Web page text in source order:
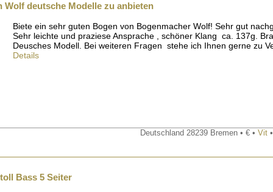
Wolf deutsche Modelle zu anbieten
Biete ein sehr guten Bogen von Bogenmacher Wolf! Sehr gut
Sehr leichte und praziese Ansprache , schöner Klang ca. 137g.
Deusches Modell. Bei weiteren Fragen stehe ich Ihnen gerne zu
Details
Deutschland 28239 Bremen • € • Vit
Bass 5 Seiter